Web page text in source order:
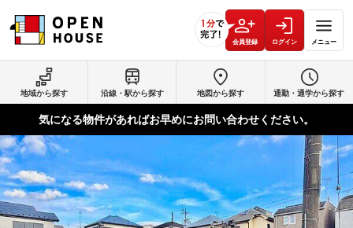
会員登録 ログイン メニュー
地域から探す 沿線・駅から探す 地図から探す 通勤・通学から探す
気になる物件があればお早めにお問い合わせください。